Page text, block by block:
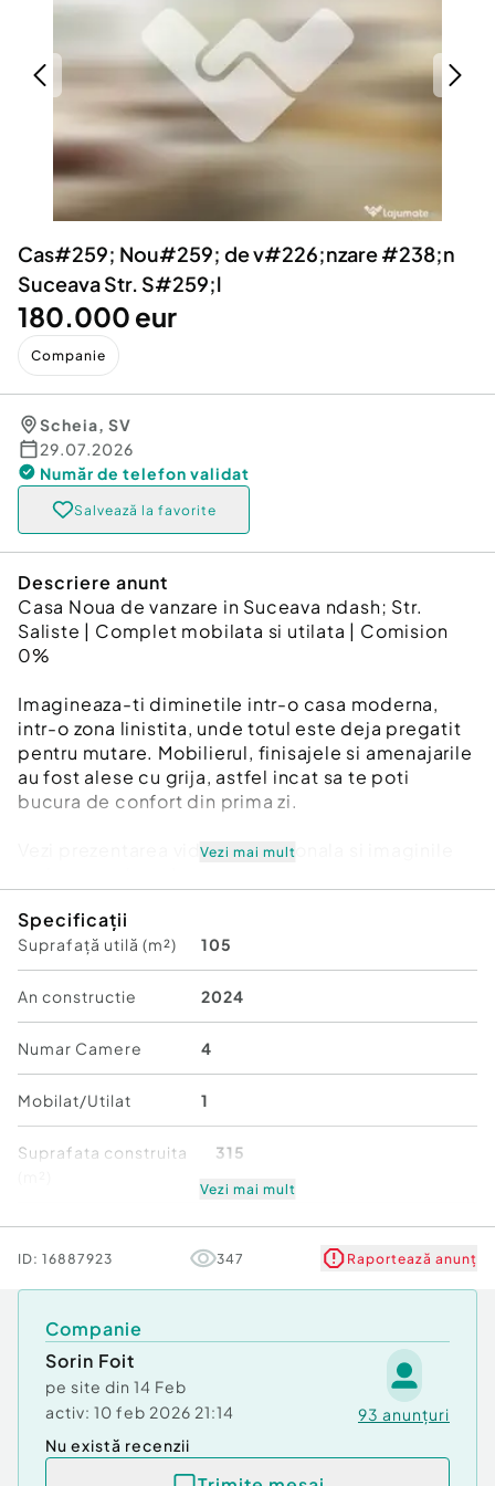
Animale de companie
Afaceri și echipamente profesionale
Inchiriere Bunuri si Vehicule
Utilaje agricole si industriale
Piese auto si accesorii
Dacia Duster
Cas#259; Nou#259; de v#226;nzare #238;n
Suceava Str. S#259;l
180.000 eur
Companie
Scheia, SV
29.07.2026
Număr de telefon validat
Salvează la favorite
Descriere anunt
Casa Noua de vanzare in Suceava ndash; Str.
Saliste | Complet mobilata si utilata | Comision
0%
Imagineaza-ti diminetile intr-o casa moderna,
intr-o zona linistita, unde totul este deja pregatit
pentru mutare. Mobilierul, finisajele si amenajarile
au fost alese cu grija, astfel incat sa te poti
bucura de confort din prima zi.
Vezi prezentarea video profesionala si imaginile
Detalii:
Strada Saliste ndash; zona curata si linistita
Casa noua, complet mobilata si utilata
Living modern, open-space
2 dormitoare confortabile
2 bai amenajate modern
Curte pavata si gazon amenajat
2 locuri de parcare private
bull; Suprafata utila: 105 mp
bull; Teren: 315 mp
Beneficii suplimentare:
- Comision 0% pentru cumparator.
- Daca ai nevoie de finantare, te punem in
legatura cu unul dintre cei mai buni brokeri de
credite:
Vezi mai mult
Specificații
Suprafață utilă (m²) 105
An constructie 2024
Numar Camere 4
Mobilat/Utilat 1
Suprafata construita
315
Stare Bună
Vezi mai mult
ID: 16887923 347 Raportează anunț
Companie
Sorin Foit
pe site din 14 Feb
activ: 10 feb 2026 21:14 93 anunțuri
Nu există recenzii